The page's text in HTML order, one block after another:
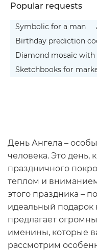
Popular requests
Symbolic for a man
Birthday prediction
Diamond mosaic
Sketchbooks for
День Ангела –
человека. Это день,
праздничного
теплом и
этого праздника –
идеальный подарок
предлагает
именины, которые
рассмотрим